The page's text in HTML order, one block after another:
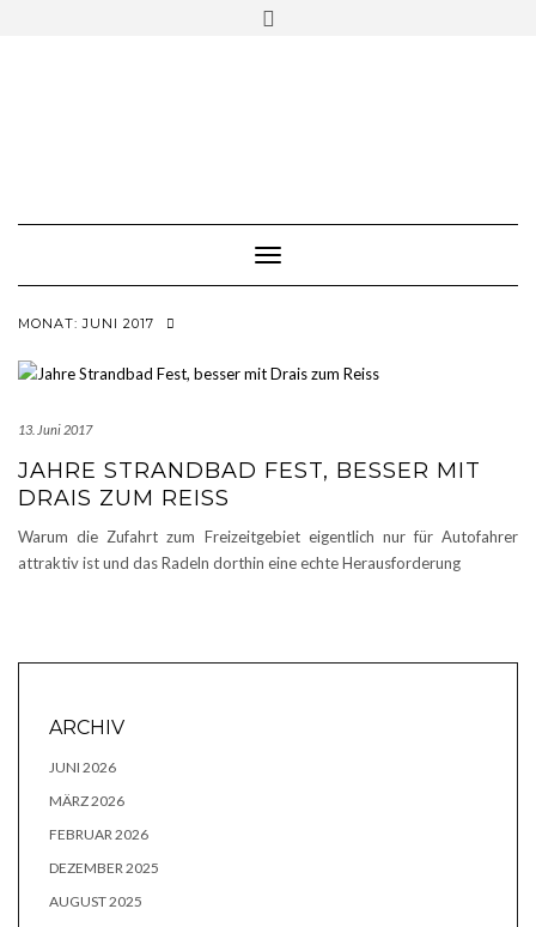
Toggle Navigation
MONAT:JUNI 2017
13. Juni 2017
JAHRE STRANDBAD FEST, BESSER MIT
DRAIS ZUM REISS
Warum die Zufahrt zum Freizeitgebiet eigentlich nur für Autofahrer
attraktiv ist und das Radeln dorthin eine echte Herausforderung
ARCHIV
JUNI 2026
MÄRZ 2026
FEBRUAR 2026
DEZEMBER 2025
AUGUST 2025